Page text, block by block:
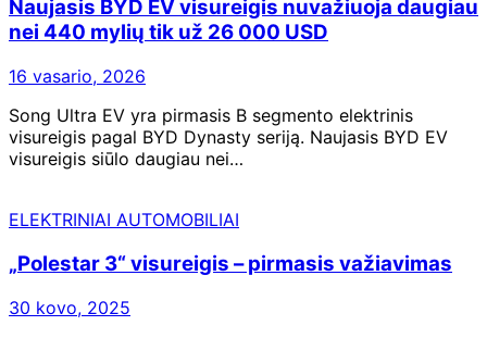
Naujasis BYD EV visureigis nuvažiuoja daugiau
nei 440 mylių tik už 26 000 USD
16 vasario, 2026
Song Ultra EV yra pirmasis B segmento elektrinis
visureigis pagal BYD Dynasty seriją. Naujasis BYD EV
visureigis siūlo daugiau nei…
ELEKTRINIAI AUTOMOBILIAI
„Polestar 3“ visureigis – pirmasis važiavimas
30 kovo, 2025